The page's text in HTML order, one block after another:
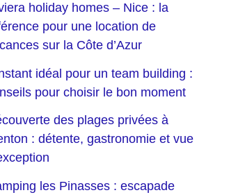
holiday homes – Nice : la
pour une location de
sur la Côte d’Azur
idéal pour un team building :
pour choisir le bon moment
des plages privées à
: détente, gastronomie et vue
les Pinasses : escapade